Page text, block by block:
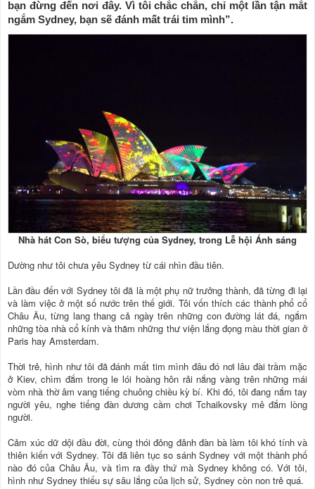
bạn đừng đến nơi đây. Vì tôi chắc chắn, chỉ một lần tận mắt
ngắm Sydney, bạn sẽ đánh mất trái tim mình”.
Nhà hát Con Sò, biểu tượng của Sydney, trong Lễ hội Ánh sáng
Dường như tôi chưa yêu Sydney từ cái nhìn đầu tiên.
Lần đầu đến với Sydney tôi đã là một phụ nữ trưởng thành, đã từng đi lại
và làm việc ở một số nước trên thế giới. Tôi vốn thích các thành phổ cổ
Châu Âu, từng lang thang cả ngày trên những con đường lát đá, ngắm
những tòa nhà cổ kính và thăm những thư viện lắng đọng màu thời gian ở
Paris hay Amsterdam.
Thời trẻ, hình như tôi đã đánh mất tim mình đâu đó nơi lâu đài trầm mặc
ở Kiev, chìm đắm trong le lói hoàng hôn rải nắng vàng trên những mái
vòm nhà thờ âm vang tiếng chuông chiều kỳ bí. Khi đó, tôi đang nắm tay
người yêu, nghe tiếng đàn dương cầm chơi Tchaikovsky mê đắm lòng
người.
Cảm xúc dữ dội đầu đời, cùng thói đỏng đảnh đàn bà làm tôi khó tính và
thiên kiến với Sydney. Tôi đã liên tục so sánh Sydney với một thành phố
nào đó của Châu Âu, và tìm ra đầy thứ mà Sydney không có. Với tôi,
hình như Sydney thiếu sự sâu lắng của lịch sử, Sydney còn non trẻ quá.